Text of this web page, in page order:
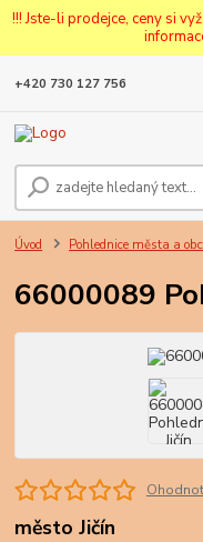
!!! Jste-li prodejce, ceny si
+420 730 127 756
Úvod Pohlednice města a
66000089
město Jičín